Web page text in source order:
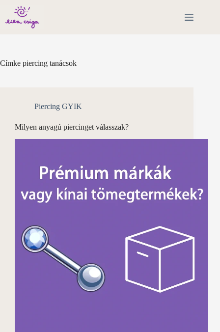
content
Címke piercing tanácsok
Piercing GYIK
Milyen anyagú piercinget válasszak?